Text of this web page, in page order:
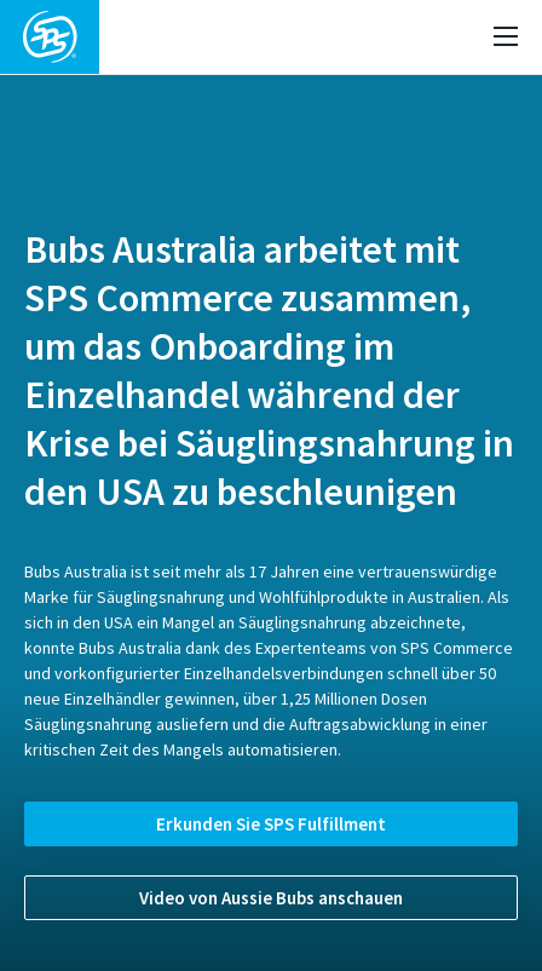
Bubs Australia arbeitet mit
SPS Commerce zusammen,
um das Onboarding im
Einzelhandel während der
Krise bei Säuglingsnahrung in
den USA zu beschleunigen
Bubs Australia ist seit mehr als 17 Jahren eine vertrauenswürdige
Marke für Säuglingsnahrung und Wohlfühlprodukte in Australien. Als
sich in den USA ein Mangel an Säuglingsnahrung abzeichnete,
konnte Bubs Australia dank des Expertenteams von SPS Commerce
und vorkonfigurierter Einzelhandelsverbindungen schnell über 50
neue Einzelhändler gewinnen, über 1,25 Millionen Dosen
Säuglingsnahrung ausliefern und die Auftragsabwicklung in einer
kritischen Zeit des Mangels automatisieren.
Erkunden Sie SPS Fulfillment
Video von Aussie Bubs anschauen